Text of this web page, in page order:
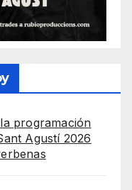
programación
Agustí 2026